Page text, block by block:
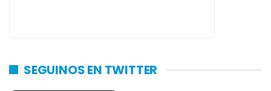
SEGUINOS EN TWITTER